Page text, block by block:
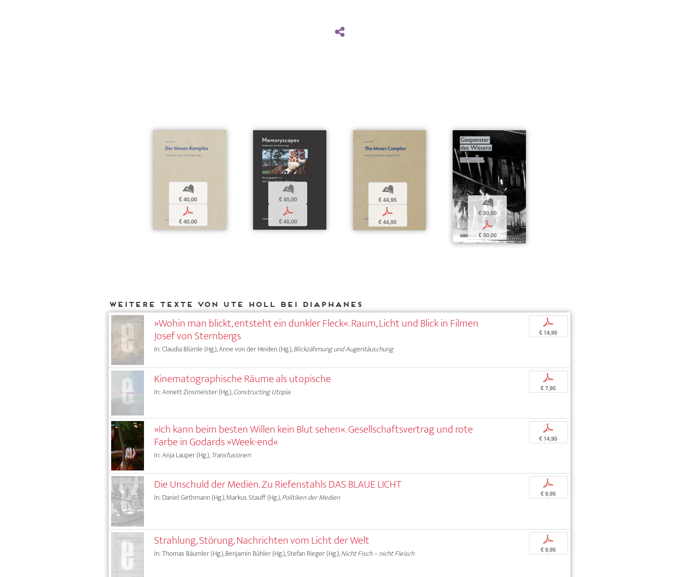
b
€ 40,00
p
€ 40,00
b
€ 45,00
p
€ 45,00
b
€ 44,95
p
€ 44,95
b
€ 50,00
p
€ 50,00
Weitere Texte von Ute Holl bei DIAPHANES
»Wohin man blickt, entsteht ein dunkler Fleck«. Raum, Licht und Blick in Filmen
Josef von Sternbergs
In: Claudia Blümle (Hg.), Anne von der Heiden (Hg.),Blickzähmung und Augentäuschung
p
€ 14,95
Kinematographische Räume als utopische
In: Annett Zinsmeister (Hg.),Constructing Utopia
p
€ 7,95
»Ich kann beim besten Willen kein Blut sehen«. Gesellschaftsvertrag und rote
Farbe in Godards »Week-end«
In: Anja Lauper (Hg.),Transfusionen
p
€ 14,95
Die Unschuld der Medien. Zu Riefenstahls DAS BLAUE LICHT
In: Daniel Gethmann (Hg.), Markus Stauff (Hg.),Politiken der Medien
p
€ 9,95
Strahlung, Störung, Nachrichten vom Licht der Welt
In: Thomas Bäumler (Hg.), Benjamin Bühler (Hg.), Stefan Rieger (Hg.),Nicht Fisch – nicht Fleisch
p
€ 9,95